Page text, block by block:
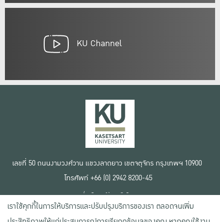
KU Channel
เลขที่ 50 ถนนงามวงศ์วาน แขวงลาดยาว เขตจตุจักร กรุงเทพฯ 10900
โทรศัพท์ +66 (0) 2942 8200-45
เงื่อนไขการใช้งานเว็บไซต์
ข้อตกลงด้านสิทธิ์ใช้งาน
นโยบายความเป็นส่วนตัว
เราใช้คุกกี้ในการให้บริการและปรับปรุงบริการของเรา ตลอดจนเพิ่ม